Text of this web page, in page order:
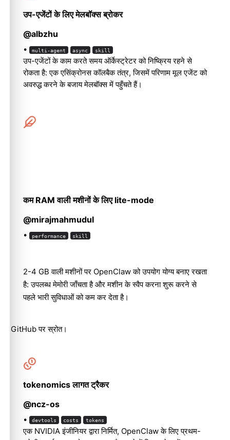
उप-एजेंटों के लिए मेलबॉक्स ब्रोकर
@albzhu
• multi-agent async skill
उप-एजेंटों के काम करते समय ऑर्केस्ट्रेटर को निष्क्रिय रहने से
रोकता है: एक एसिंक्रोनस कॉलबैक तंत्र, जिसमें परिणाम मूल एजेंट को
अवरुद्ध करने के बजाय मेलबॉक्स में पहुँचते हैं।
कम RAM वाली मशीनों के लिए lite-mode
@mirajmahmudul
• performance skill
2-4 GB वाली मशीनों पर OpenClaw को उपयोग योग्य बनाए रखता
है: उपलब्ध मेमोरी जाँचता है और मशीन के स्वैप करना शुरू करने से
पहले भारी सुविधाओं को कम कर देता है।
GitHub पर स्रोत।
tokenomics लागत ट्रैकर
@ncz-os
• devtools costs tokens
एक NVIDIA इंजीनियर द्वारा निर्मित, OpenClaw के लिए प्रथम-